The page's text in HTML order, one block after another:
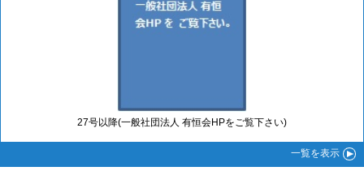
27号以降(一般社団法人 有恒会HPをご覧下さい)
一覧を表示